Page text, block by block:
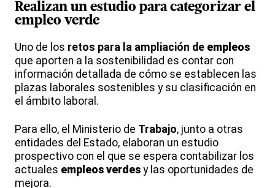
Realizan un estudio para categorizar el
empleo verde
Uno de los retos para la ampliación de empleos
que aporten a la sostenibilidad es contar con
información detallada de cómo se establecen las
plazas laborales sostenibles y su clasificación en
el ámbito laboral.
Para ello, el Ministerio de Trabajo, junto a otras
entidades del Estado, elaboran un estudio
prospectivo con el que se espera contabilizar los
actuales empleos verdes y las oportunidades de
mejora.